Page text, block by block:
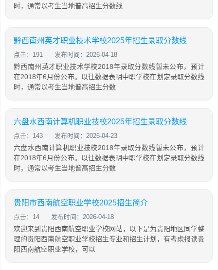
时，通常以考生当地普高招生分数线
黔西南州英才职业技术学校2025年招生录取分数线
点击：191 发布时间：2026-04-18
黔西南州英才职业技术学校2018年录取分数线暂未公布，预计
在2018年6月份公布。以往数据表明中职学校在划定录取分数线
时，通常以考生当地普高招生分数
六盘水西南计算机职业技校2025年招生录取分数线
点击：143 发布时间：2026-04-23
六盘水西南计算机职业技校2018年录取分数线暂未公布，预计
在2018年6月份公布。以往数据表明中职学校在划定录取分数线
时，通常以考生当地普高招生分数
贵阳市西南航空职业学校2025招生简介
点击：14 发布时间：2026-04-18
欢迎来到贵阳西南航空职业学校网站，以下是为贵阳地区同学整
理的贵阳西南航空职业学校招生专业和招生计划，有考虑报读贵
阳西南航空职业学校，可以